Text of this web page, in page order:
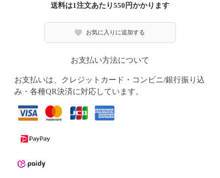
送料は1注文あたり550 円かかります
お気に入りに追加する
お支払い方法について
お支払いは、クレジットカード・コンビニ/銀行振り込
み・各種QR決済に対応しています。